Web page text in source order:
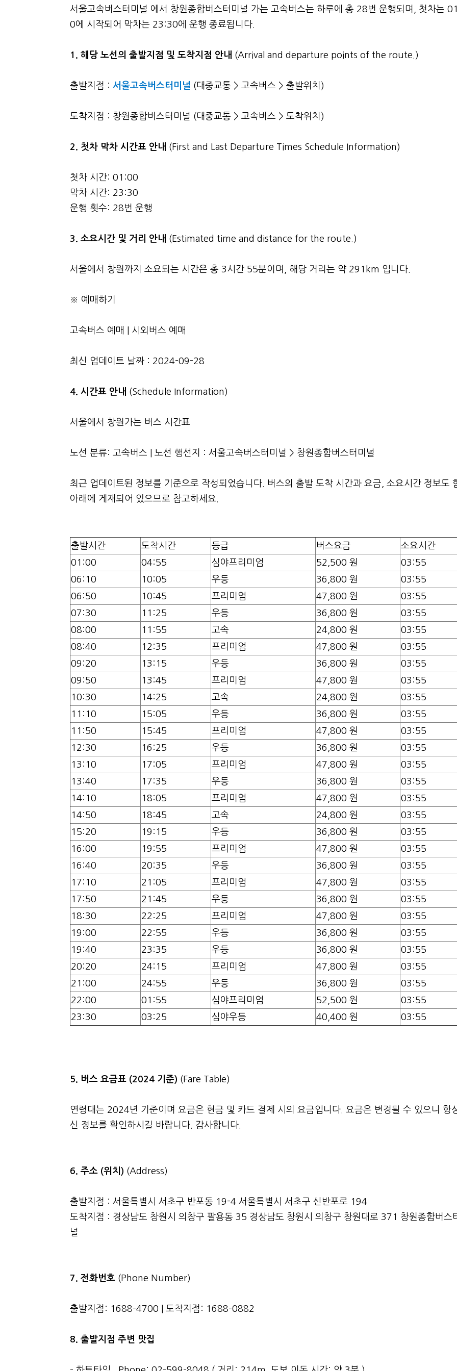
서울고속버스터미널 에서 창원종합버스터미널 가는 고속버스는 하루에 총 28번 운행되며, 첫차는
0에 시작되어 막차는 23:30에 운행 종료됩니다.
1. 해당 노선의 출발지점 및 도착지점 안내 (Arrival and departure points of the route.)
출발지점 : 서울고속버스터미널 (대중교통 > 고속버스 > 출발위치)
도착지점 : 창원종합버스터미널 (대중교통 > 고속버스 > 도착위치)
2. 첫차 막차 시간표 안내 (First and Last Departure Times Schedule Information)
첫차 시간: 01:00
막차 시간: 23:30
운행 횟수: 28번 운행
3. 소요시간 및 거리 안내 (Estimated time and distance for the route.)
서울에서 창원까지 소요되는 시간은 총 3시간 55분이며, 해당 거리는 약 291km 입니다.
※ 예매하기
고속버스 예매 시외버스 예매
최신 업데이트 날짜 : 2024-09-28
4. 시간표 안내 (Schedule Information)
서울에서 창원가는 버스 시간표
노선 분류: 고속버스 | 노선 행선지 : 서울고속버스터미널 > 창원종합버스터미널
최근 업데이트된 정보를 기준으로 작성되었습니다. 버스의 출발 도착 시간과 요금, 소요시간 정보도
아래에 게재되어 있으므로 참고하세요.
출발시간 도착시간 등급 버스요금
소요시간
01:00
04:55 심야프리미엄 52,500 원
03:55
06:10
10:05 우등 36,800 원
03:55
06:50
10:45 프리미엄 47,800 원
03:55
07:30
11:25 우등 36,800 원
03:55
08:00
11:55 고속 24,800 원
03:55
08:40
12:35 프리미엄 47,800 원
03:55
09:20
13:15 우등 36,800 원
03:55
09:50
13:45 프리미엄 47,800 원
03:55
10:30
14:25 고속 24,800 원
03:55
11:10
15:05 우등 36,800 원
03:55
11:50
15:45 프리미엄 47,800 원
03:55
12:30
16:25 우등 36,800 원
03:55
13:10
17:05 프리미엄 47,800 원
03:55
13:40
17:35 우등 36,800 원
03:55
14:10
18:05 프리미엄 47,800 원
03:55
14:50
18:45 고속 24,800 원
03:55
15:20
19:15 우등 36,800 원
03:55
16:00
19:55 프리미엄 47,800 원
03:55
16:40
20:35 우등 36,800 원
03:55
17:10
21:05 프리미엄 47,800 원
03:55
17:50
21:45 우등 36,800 원
03:55
18:30
22:25 프리미엄 47,800 원
03:55
19:00
22:55 우등 36,800 원
03:55
19:40
23:35 우등 36,800 원
03:55
20:20
24:15 프리미엄 47,800 원
03:55
21:00
24:55 우등 36,800 원
03:55
22:00
01:55 심야프리미엄 52,500 원
03:55
23:30
03:25 심야우등 40,400 원 03:55
5. 버스 요금표 (2024 기준) (Fare Table)
연령대는 2024년 기준이며 요금은 현금 및 카드 결제 시의 요금입니다. 요금은 변경될 수 있으니 항
신 정보를 확인하시길 바랍니다. 감사합니다.
6. 주소 (위치) (Address)
출발지점 : 서울특별시 서초구 반포동 19-4 서울특별시 서초구 신반포로 194
도착지점 : 경상남도 창원시 의창구 팔용동 35 경상남도 창원시 의창구 창원대로 371 창원종합버스
널
7. 전화번호 (Phone Number)
출발지점: 1688-4700 | 도착지점: 1688-0882
8. 출발지점 주변 맛집